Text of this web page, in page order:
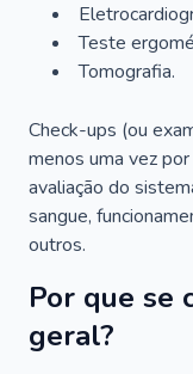
Teste
Tomografia.
Check-ups (ou
menos uma vez
avaliação do
sangue,
outros.
Por que se
geral?